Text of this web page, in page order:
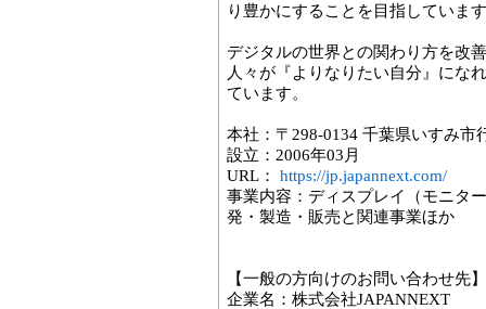
り豊かにすることを目指していま
デジタルの世界との関わり方を改
人々が『よりなりたい自分』にな
ています。
本社：〒298-0134 千葉県いすみ市
設立：2006年03月
URL： https://jp.japannext.com/
事業内容：ディスプレイ（モニタ
発・製造・販売と関連事業ほか
【一般の方向けのお問い合わせ先】
企業名：株式会社JAPANNEXT